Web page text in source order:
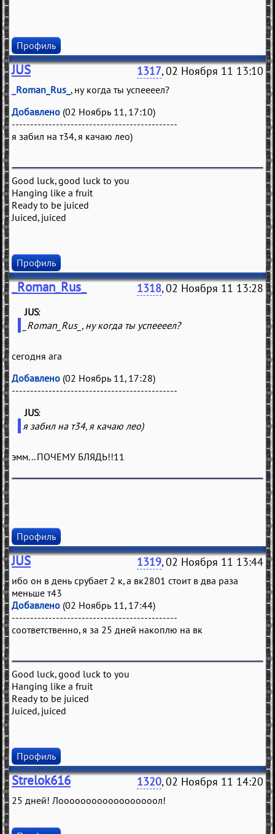
Профиль
JUS 1317, 02 Ноября 11 13:10
_Roman_Rus_ , ну когда ты успеееел?
Добавлено (02 Ноябрь 11, 17:10)
---------------------------------------------
я забил на т34, я качаю лео)
Good luck, good luck to you
Hanging like a fruit
Ready to be juiced
Juiced, juiced
Профиль
_Roman_Rus_ 1318, 02 Ноября 11 13:28
(JUS
_Roman_Rus_, ну когда ты успеееел?
сегодня ага
Добавлено (02 Ноябрь 11, 17:28)
---------------------------------------------
(JUS
я забил на т34, я качаю лео)
эмм... ПОЧЕМУ БЛЯДЬ!!11
Профиль
JUS 1319, 02 Ноября 11 13:44
ибо он в день срубает 2 к, а вк2801 стоит в два раза
меньше т43
Добавлено (02 Ноябрь 11, 17:44)
---------------------------------------------
соответственно, я за 25 дней накоплю на вк
Good luck, good luck to you
Hanging like a fruit
Ready to be juiced
Juiced, juiced
Профиль
Strelok616 1320, 02 Ноября 11 14:20
25 дней! Лоооооооооооооооооол!